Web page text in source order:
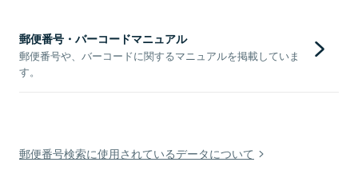
郵便番号・バーコードマニュアル
郵便番号や、バーコードに関するマニュアルを掲載していま
す。
郵便番号検索に使用されているデータについて